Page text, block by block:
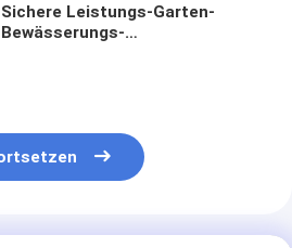
Sichere Leistungs-Garten-
Bewässerungs-